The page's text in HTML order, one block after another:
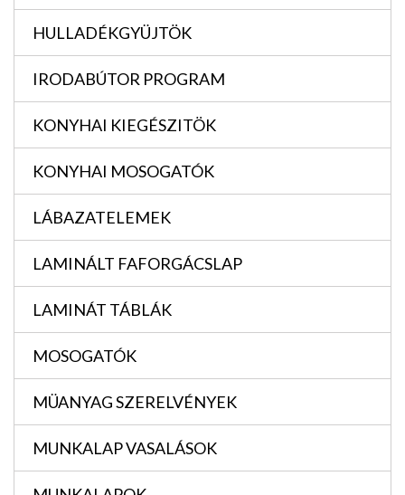
HULLADÉKGYÜJTÖK
IRODABÚTOR PROGRAM
KONYHAI KIEGÉSZITÖK
KONYHAI MOSOGATÓK
LÁBAZATELEMEK
LAMINÁLT FAFORGÁCSLAP
LAMINÁT TÁBLÁK
MOSOGATÓK
MÜANYAG SZERELVÉNYEK
MUNKALAP VASALÁSOK